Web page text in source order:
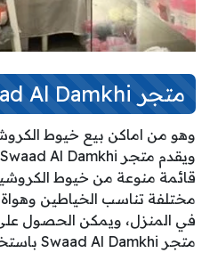
متجر Swaad Al Damkhi
وهو من اماكن بيع خيوط
قائمة منوعة من خيوط
مختلفة تناسب الخياطين وهواة
في المنزل، ويمكن الحصول
متجر Swaad Al Damkhi باستخدام قنوات الاتصال التالية: